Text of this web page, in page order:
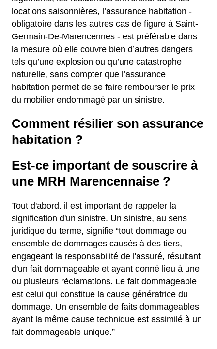
locations saisonnières, l’assurance habitation -
obligatoire dans les autres cas de figure à Saint-
Germain-De-Marencennes - est préférable dans
la mesure où elle couvre bien d’autres dangers
tels qu’une explosion ou qu’une catastrophe
naturelle, sans compter que l’assurance
habitation permet de se faire rembourser le prix
du mobilier endommagé par un sinistre.
Comment résilier son assurance
habitation ?
Est-ce important de souscrire à
une MRH Marencennaise ?
Tout d'abord, il est important de rappeler la
signification d'un sinistre. Un sinistre, au sens
juridique du terme, signifie “tout dommage ou
ensemble de dommages causés à des tiers,
engageant la responsabilité de l'assuré, résultant
d'un fait dommageable et ayant donné lieu à une
ou plusieurs réclamations. Le fait dommageable
est celui qui constitue la cause génératrice du
dommage. Un ensemble de faits dommageables
ayant la même cause technique est assimilé à un
fait dommageable unique.”